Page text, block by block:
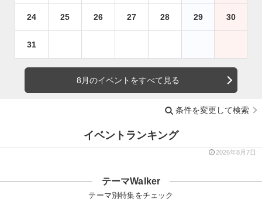
24 25 26 27 28 29 30
31
8月のイベントをすべて見る
条件を変更して検索
イベントランキング
2026年8月7日
テーマWalker
テーマ別特集をチェック